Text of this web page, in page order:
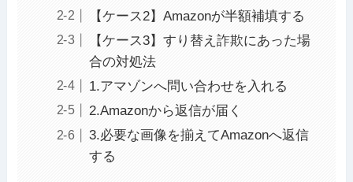
【ケース2】Amazonが半額補填する
【ケース3】すり替え詐欺にあった場
合の対処法
1.アマゾンへ問い合わせを入れる
2.Amazonから返信が届く
3.必要な画像を揃えてAmazonへ返信
する